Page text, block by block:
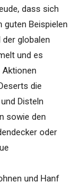
dass sich
guten Beispielen
globalen
und es
Aktionen
die
Disteln
sowie den
oder
und Hanf